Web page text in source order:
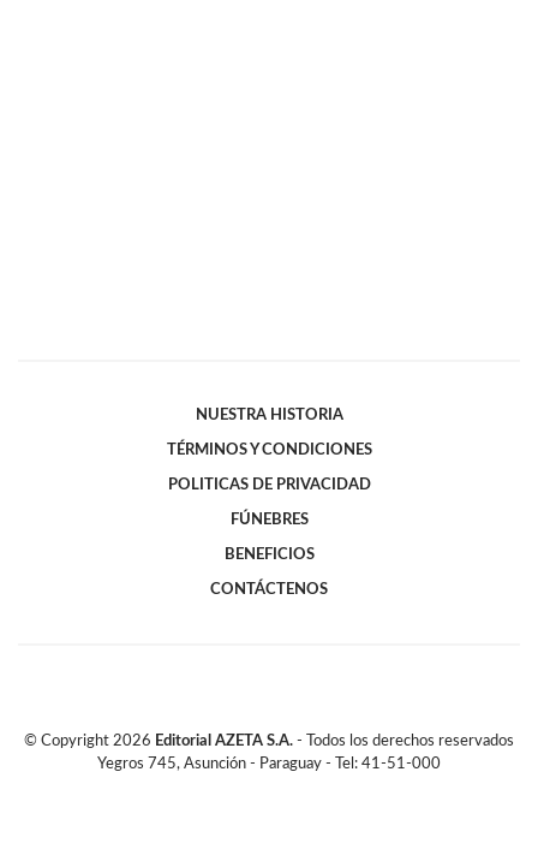
NUESTRA HISTORIA
TÉRMINOS Y CONDICIONES
POLITICAS DE PRIVACIDAD
FÚNEBRES
BENEFICIOS
CONTÁCTENOS
© Copyright 2026 Editorial AZETA S.A. - Todos los derechos reservados
Yegros 745, Asunción - Paraguay - Tel: 41-51-000